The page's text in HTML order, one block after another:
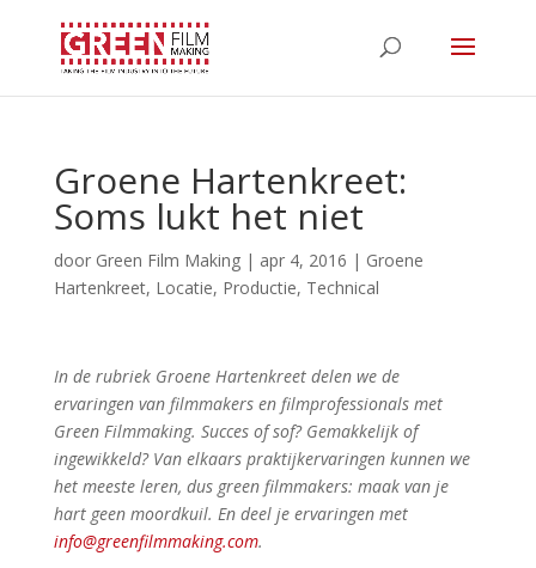
Groene Hartenkreet:
Soms lukt het niet
door Green Film Making| apr 4, 2016 | Groene
Hartenkreet, Locatie, Productie, Technical
In de rubriek Groene Hartenkreet delen we de
ervaringen van filmmakers en filmprofessionals met
Green Filmmaking. Succes of sof? Gemakkelijk of
ingewikkeld? Van elkaars praktijkervaringen kunnen we
het meeste leren, dus green filmmakers: maak van je
hart geen moordkuil. En deel je ervaringen met
info@greenfilmmaking.com.